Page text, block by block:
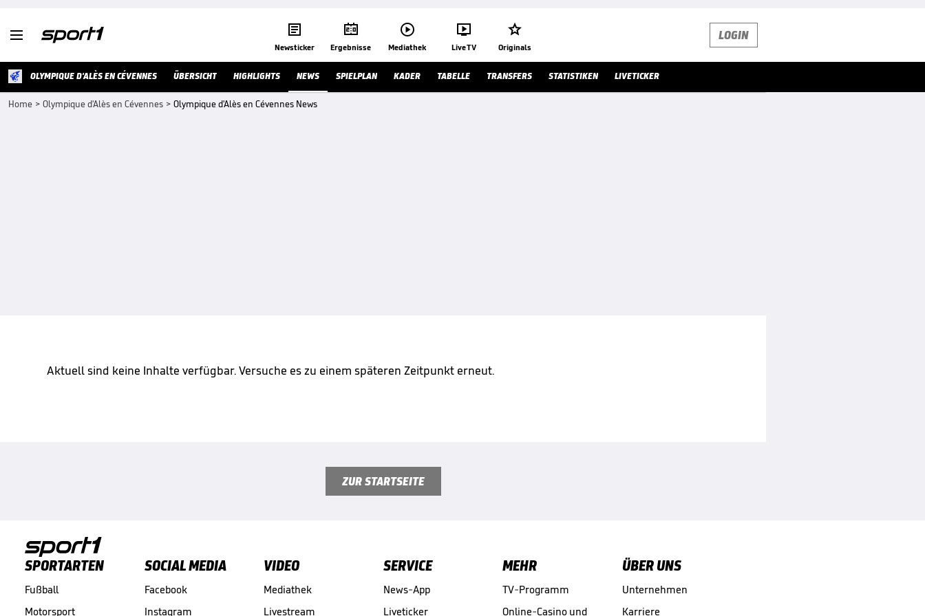
 
Newsticker

Ergebnisse

Mediathek

Live TV

Originals
LOGIN
OLYMPIQUE D'ALÈS EN CÉVENNES ÜBERSICHT HIGHLIGHTS NEWS SPIELPLAN KADER TABELLE TRANSFERS STATISTIKEN LIVETICKER
Home > Olympique d'Alès en Cévennes > Olympique d'Alès en Cévennes News
Aktuell sind keine Inhalte verfügbar. Versuche es zu einem späteren Zeitpunkt erneut.
ZUR STARTSEITE
SPORTARTEN
Fußball
Motorsport
SOCIAL MEDIA
Facebook
Instagram
VIDEO
Mediathek
Livestream
SERVICE
News-App
Liveticker
MEHR
TV-Programm
Online-Casino und
ÜBER UNS
Unternehmen
Karriere